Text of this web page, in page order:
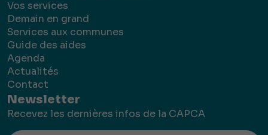
Vos services
Demain en grand
Services aux communes
Guide des aides
Agenda
Actualités
Contact
Newsletter
Recevez les dernières infos de la CAPCA